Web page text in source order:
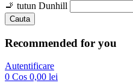
🚬 tutun Dunhill
Cauta
Recommended for you
Autentificare
0 Cos 0,00 lei